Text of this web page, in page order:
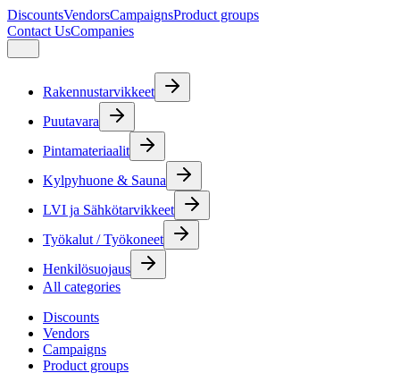
DiscountsVendorsCampaignsProduct groups
Contact UsCompanies
Rakennustarvikkeet
Puutavara
Pintamateriaalit
Kylpyhuone & Sauna
LVI ja Sähkötarvikkeet
Työkalut / Työkoneet
Henkilösuojaus
All categories
Discounts
Vendors
Campaigns
Product groups